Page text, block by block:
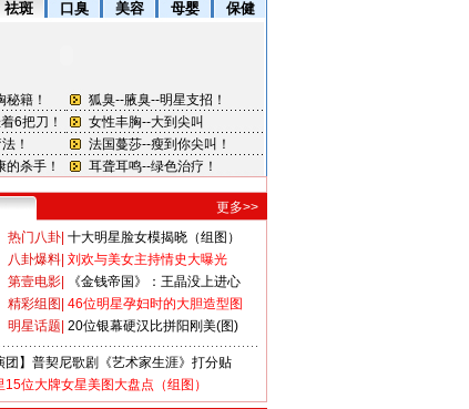
更多>>
热门八卦 十大明星脸女模揭晓（组图）
八卦爆料 刘欢与美女主持情史大曝光
第壹电影
《金钱帝国》：王晶没上进心
精彩组图 46位明星孕妇时的大胆造型图
明星话题 20位银幕硬汉比拼阳刚美(图)
团】普契尼歌剧《艺术家生涯》打分贴
15位大牌女星美图大盘点（组图）